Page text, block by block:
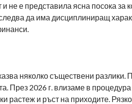
не е представила ясна посока
да има дисциплиниращ
няколко съществени разлики.
През 2026 г. влизаме в
растеж и ръст на приходите.